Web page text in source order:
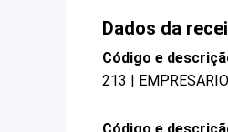
Dados da
Código e
213 |